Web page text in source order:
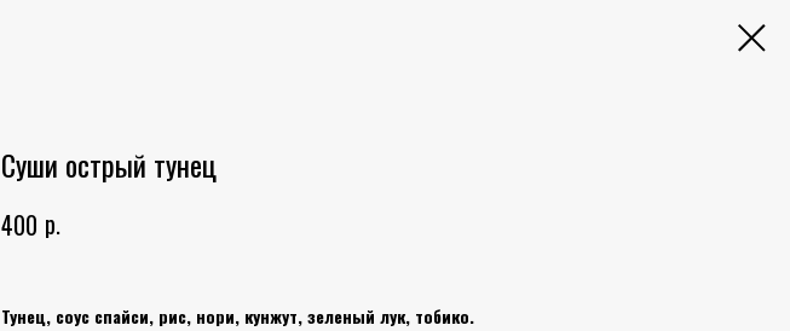
Суши острый тунец
400 р.
Тунец, соус спайси, рис, нори, кунжут, зеленый лук, тобико.